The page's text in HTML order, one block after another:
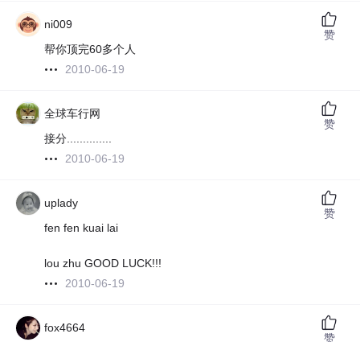
ni009
帮你顶完60多个人
2010-06-19
赞
全球车行网
接分..............
2010-06-19
赞
uplady
fen fen kuai lai
lou zhu GOOD LUCK!!!
2010-06-19
赞
fox4664
赞